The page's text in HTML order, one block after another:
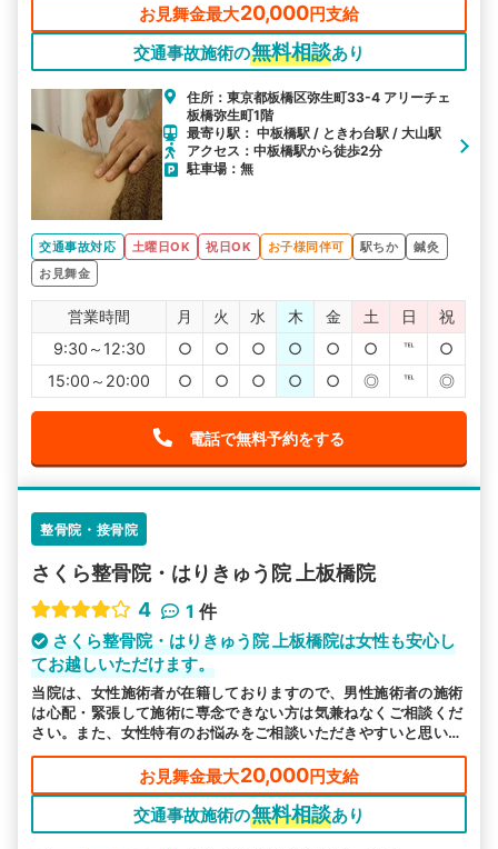
お見舞金最大20,000円支給
交通事故施術の無料相談あり
住所：東京都板橋区弥生町33-4 アリーチェ
板橋弥生町1階
最寄り駅： 中板橋駅 / ときわ台駅 / 大山駅
アクセス：中板橋駅から徒歩2分
駐車場：無
交通事故対応 土曜日OK 祝日OK お子様同伴可 駅ちか
鍼灸
お見舞金
営業時間 月 火 水 木 金 土 日
祝
9:30～12:30
○ ○ ○ ○ ○ ○ ℡
○
15:00～20:00
○ ○ ○ ○ ○ ◎ ℡ ◎
電話で無料予約をする
整骨院・接骨院
さくら整骨院・はりきゅう院 上板橋院
4
1 件
さくら整骨院・はりきゅう院 上板橋院は女性も安心し
てお越しいただけます。
当院は、女性施術者が在籍しておりますので、男性施術者の施術
は心配・緊張して施術に専念できない方は気兼ねなくご相談くだ
さい。また、女性特有のお悩みをご相談いただきやすいと思いま
す。
お見舞金最大20,000円支給
交通事故施術の無料相談あり